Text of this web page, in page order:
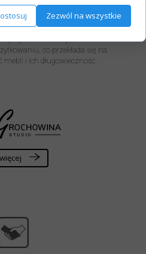
osobisty gust i styl życia.
to również stawianie na
projektowane i wykonane z
co przekłada się na
mebli i ich długowieczność.
Zezwól na wszystkie